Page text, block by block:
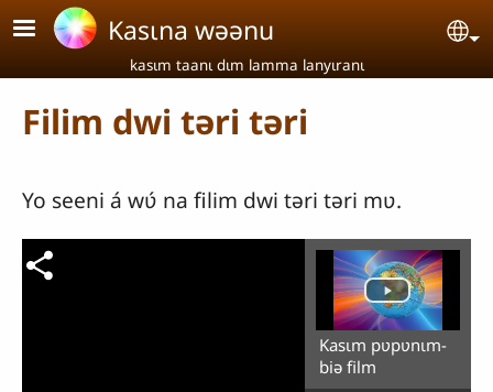
Aller au contenu principal
Kasɩna wəənu
kasɩm taanɩ dɩm lamma lanyɩranɩ
Filim dwi təri təri
Yo seeni á wʋ́ na filim dwi təri təri mʋ.
Kasɩm pʋpʋnɩm-
biə film